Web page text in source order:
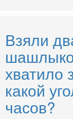
Взяли
хватило
какой
часов?